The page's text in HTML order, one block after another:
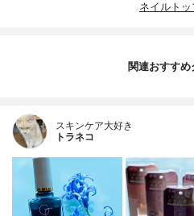
ネイルト
関連おすすめ
スキンケア大好き
トラネコ